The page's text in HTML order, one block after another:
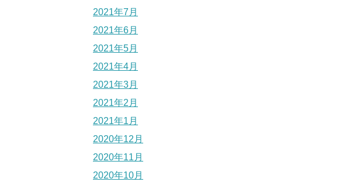
2021年7月
2021年6月
2021年5月
2021年4月
2021年3月
2021年2月
2021年1月
2020年12月
2020年11月
2020年10月